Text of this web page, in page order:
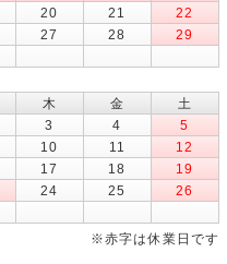
20 21
22
27 28
29
木 金
土
3 4
5
10 11
12
17 18
19
24 25
26
※赤字は休業日です